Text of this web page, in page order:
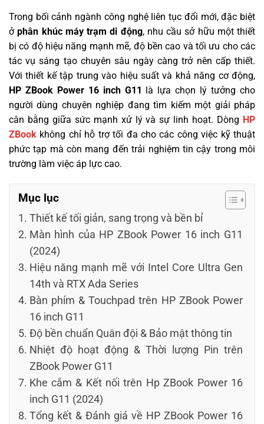
Trong bối cảnh ngành công nghệ liên tục đổi mới, đặc biệt
ởphân khúc máy trạm di động, nhu cầu sở hữu một thiết
bị có độ hiệu năng mạnh mẽ, độ bền cao và tối ưu cho các
tác vụ sáng tạo chuyên sâu ngày càng trở nên cấp thiết.
Với thiết kế tập trung vào hiệu suất và khả năng cơ động,
HP ZBook Power 16 inch G11
là lựa chọn lý tưởng cho
người dùng chuyên nghiệp đang tìm kiếm một giải pháp
cân bằng giữa sức mạnh xử lý và sự linh hoạt. Dòng HP
ZBook không chỉ hỗ trợ tối đa cho các công việc kỹ thuật
phức tạp mà còn mang đến trải nghiệm tin cậy trong môi
trường làm việc áp lực cao.
Mục lục
Thiết kế tối giản, sang trọng và bền bỉ
Màn hình của HP ZBook Power 16 inch G11
(2024)
Hiệu năng mạnh mẽ với Intel Core Ultra Gen
14th và RTX Ada Series
Bàn phím & Touchpad trên HP ZBook Power
16 inch G11
Độ bền chuẩn Quân đội & Bảo mật thông tin
Nhiệt độ hoạt động & Thời lượng Pin trên
ZBook Power G11
Khe cắm & Kết nối trên Hp ZBook Power 16
inch G11 (2024)
Tổng kết & Đánh giá về HP ZBook Power 16